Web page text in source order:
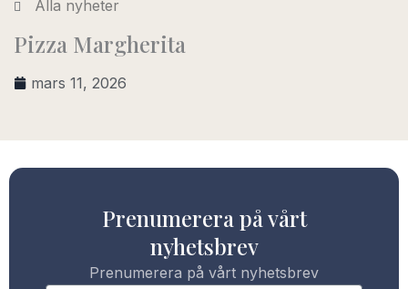
Alla nyheter
Pizza Margherita
mars 11, 2026
Prenumerera på vårt
nyhetsbrev
Prenumerera på vårt nyhetsbrev